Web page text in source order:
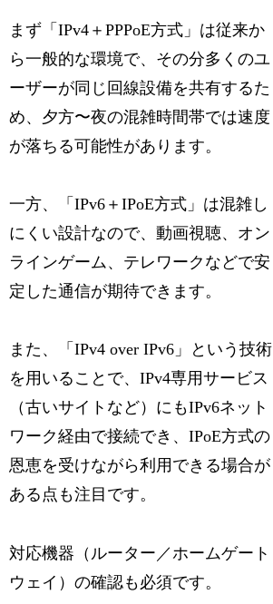
まず「IPv4＋PPPoE方式」は従来か
ら一般的な環境で、その分多くのユ
ーザーが同じ回線設備を共有するた
め、夕方〜夜の混雑時間帯では速度
が落ちる可能性があります。
一方、「IPv6＋IPoE方式」は混雑し
にくい設計なので、動画視聴、オン
ラインゲーム、テレワークなどで安
定した通信が期待できます。
また、「IPv4 over IPv6」という技術
を用いることで、IPv4専用サービス
（古いサイトなど）にもIPv6ネット
ワーク経由で接続でき、IPoE方式の
恩恵を受けながら利用できる場合が
ある点も注目です。
対応機器（ルーター／ホームゲート
ウェイ）の確認も必須です。